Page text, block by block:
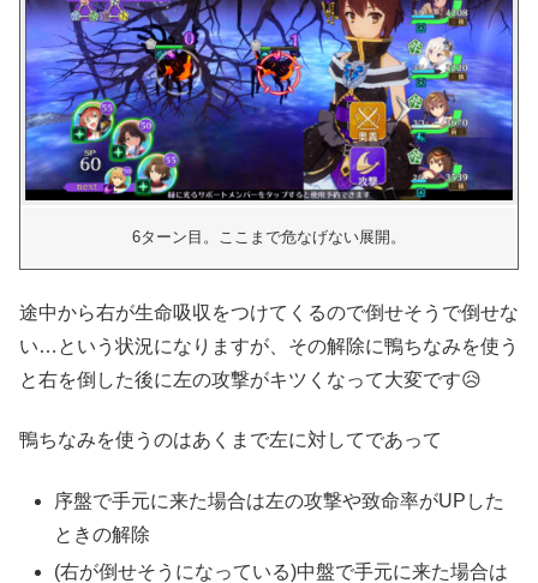
6ターン目。ここまで危なげない展開。
途中から右が生命吸収をつけてくるので倒せそうで倒せな
い…という状況になりますが、その解除に鴨ちなみを使う
と右を倒した後に左の攻撃がキツくなって大変です😥
鴨ちなみを使うのはあくまで左に対してであって
序盤で手元に来た場合は左の攻撃や致命率がUPした
ときの解除
(右が倒せそうになっている)中盤で手元に来た場合は